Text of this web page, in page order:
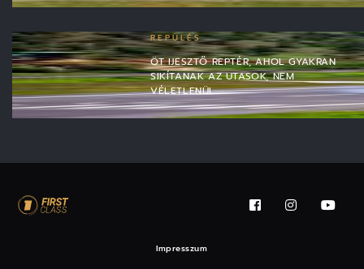
REPÜLÉS
ÖT IJESZTŐ REPTÉR, AHOL GYAKRAN
SIKÍTANAK AZ UTASOK, NEM
VÉLETLENÜL
Impresszum